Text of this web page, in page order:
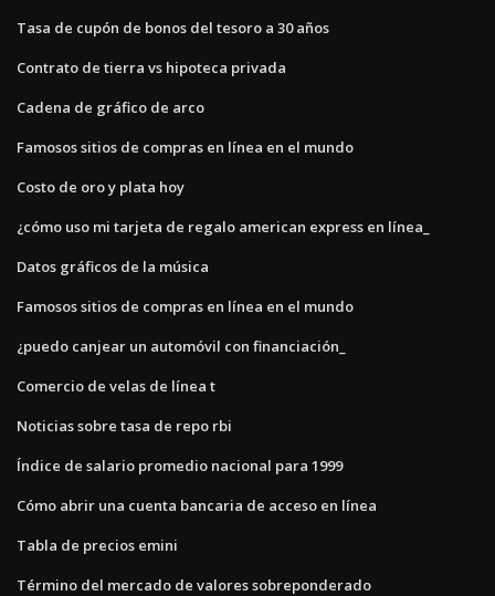
Tasa de cupón de bonos del tesoro a 30 años
Contrato de tierra vs hipoteca privada
Cadena de gráfico de arco
Famosos sitios de compras en línea en el mundo
Costo de oro y plata hoy
¿cómo uso mi tarjeta de regalo american express en línea_
Datos gráficos de la música
Famosos sitios de compras en línea en el mundo
¿puedo canjear un automóvil con financiación_
Comercio de velas de línea t
Noticias sobre tasa de repo rbi
Índice de salario promedio nacional para 1999
Cómo abrir una cuenta bancaria de acceso en línea
Tabla de precios emini
Término del mercado de valores sobreponderado